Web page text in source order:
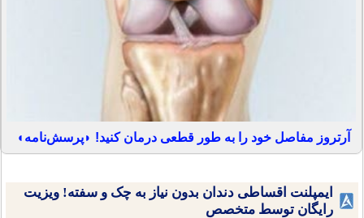
آرتروز مفاصل خود را به طور قطعی درمان کنید! ◗پرسش‌نامه◖
ایمپلنت اقساطی دندان بدون نیاز به چک و سفته! ویزیت
رایگان توسط متخصص